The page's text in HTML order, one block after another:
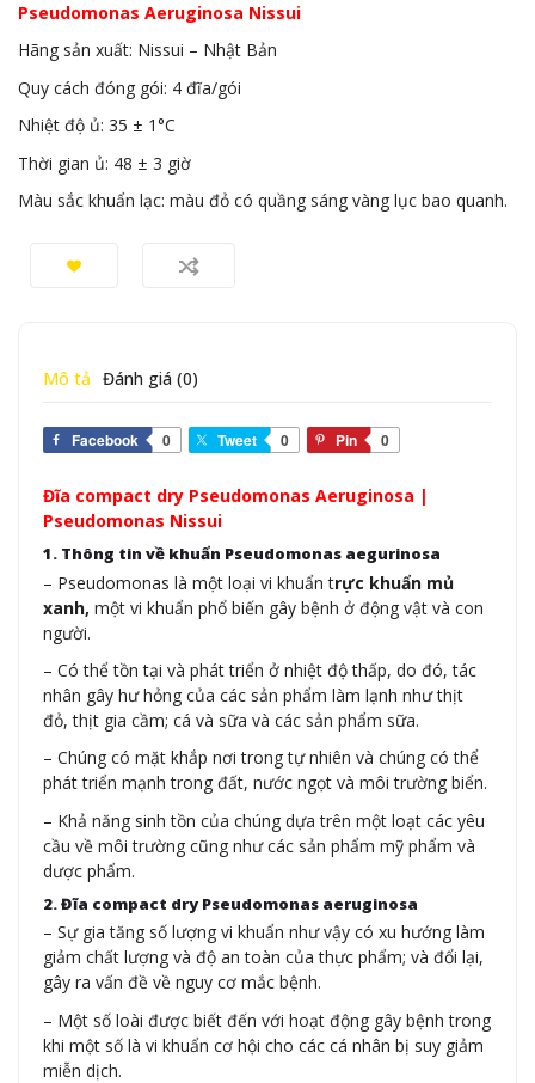
Pseudomonas Aeruginosa Nissui
Hãng sản xuất: Nissui – Nhật Bản
Quy cách đóng gói: 4 đĩa/gói
Nhiệt độ ủ: 35 ± 1°C
Thời gian ủ: 48 ± 3 giờ
Màu sắc khuẩn lạc: màu đỏ có quầng sáng vàng lục bao quanh.
Mô tả Đánh giá (0)
Facebook 0 Tweet 0 Pin 0
Đĩa compact dry Pseudomonas Aeruginosa |
Pseudomonas Nissui
1. Thông tin về khuẩn Pseudomonas aegurinosa
– Pseudomonas là một loại vi khuẩn trực khuẩn mủ
xanh, một vi khuẩn phổ biến gây bệnh ở động vật và con
người.
– Có thể tồn tại và phát triển ở nhiệt độ thấp, do đó, tác
nhân gây hư hỏng của các sản phẩm làm lạnh như thịt
đỏ, thịt gia cầm; cá và sữa và các sản phẩm sữa.
– Chúng có mặt khắp nơi trong tự nhiên và chúng có thể
phát triển mạnh trong đất, nước ngọt và môi trường biển.
– Khả năng sinh tồn của chúng dựa trên một loạt các yêu
cầu về môi trường cũng như các sản phẩm mỹ phẩm và
dược phẩm.
2. Đĩa compact dry Pseudomonas aeruginosa
– Sự gia tăng số lượng vi khuẩn như vậy có xu hướng làm
giảm chất lượng và độ an toàn của thực phẩm; và đổi lại,
gây ra vấn đề về nguy cơ mắc bệnh.
– Một số loài được biết đến với hoạt động gây bệnh trong
khi một số là vi khuẩn cơ hội cho các cá nhân bị suy giảm
miễn dịch.